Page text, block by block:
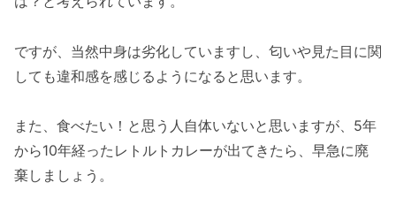
ですが、当然中身は劣化していますし、匂いや見た目に関
しても違和感を感じるようになると思います。
また、食べたい！と思う人自体いないと思いますが、5年
から10年経ったレトルトカレーが出てきたら、早急に廃
棄しましょう。